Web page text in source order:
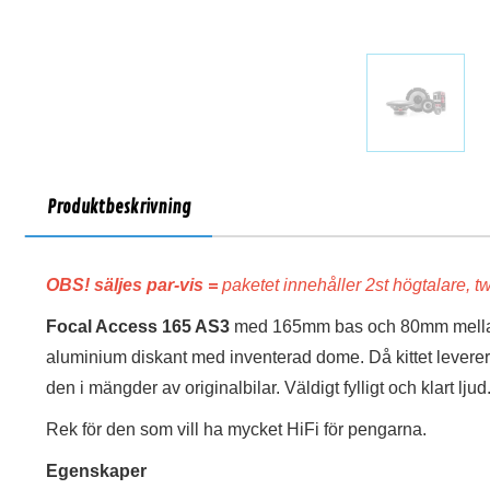
Produktbeskrivning
OBS! säljes par-vis = paketet innehåller 2st högtalare,
Focal Access 165 AS3 med 165mm bas och 80mm
aluminium diskant med inventerad dome. Då kittet
den i mängder av originalbilar. Väldigt fylligt och klart ljud.
Rek för den som vill ha mycket HiFi för pengarna.
Egenskaper